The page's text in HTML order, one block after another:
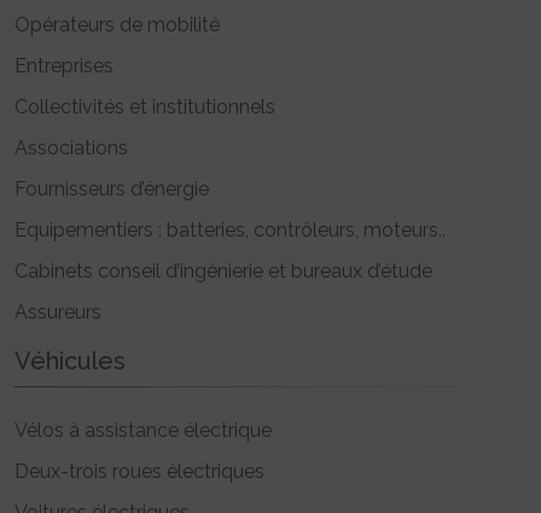
Opérateurs de mobilité
Entreprises
Collectivités et institutionnels
Associations
Fournisseurs d’énergie
Equipementiers : batteries, contrôleurs, moteurs..
Cabinets conseil d’ingénierie et bureaux d’étude
Assureurs
Véhicules
Vélos à assistance électrique
Deux-trois roues électriques